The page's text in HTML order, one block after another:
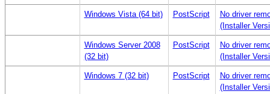
Windows Vista (64 bit) PostScript
No driver
(Installer
Windows Server 2008
(32 bit)
PostScript
No driver
(Installer
Windows 7 (32 bit) PostScript
No driver
(Installer